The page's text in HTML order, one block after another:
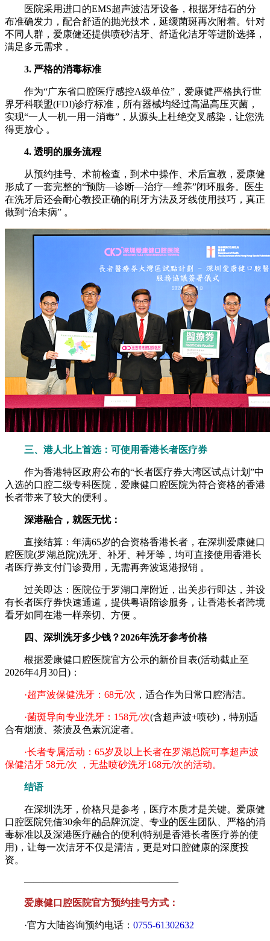
医院采用进口的EMS超声波洁牙设备，根据牙结石的分
布准确发力，配合舒适的抛光技术，延缓菌斑再次附着。针对
不同人群，爱康健还提供喷砂洁牙、舒适化洁牙等进阶选择，
满足多元需求 。
3. 严格的消毒标准
作为“广东省口腔医疗感控A级单位”，爱康健严格执行世
界牙科联盟(FDI)诊疗标准，所有器械均经过高温高压灭菌，
实现“一人一机一用一消毒”，从源头上杜绝交叉感染，让您洗
得更放心 。
4. 透明的服务流程
从预约挂号、术前检查，到术中操作、术后宣教，爱康健
形成了一套完整的“预防—诊断—治疗—维养”闭环服务。医生
在洗牙后还会耐心教授正确的刷牙方法及牙线使用技巧，真正
做到“治未病” 。
三、港人北上首选：可使用香港长者医疗券
作为香港特区政府公布的“长者医疗券大湾区试点计划”中
入选的口腔二级专科医院，爱康健口腔医院为符合资格的香港
长者带来了较大的便利 。
深港融合，就医无忧：
直接结算：年满65岁的合资格香港长者，在深圳爱康健口
腔医院(罗湖总院)洗牙、补牙、种牙等，均可直接使用香港长
者医疗券支付门诊费用，无需再奔波返港报销 。
过关即达：医院位于罗湖口岸附近，出关步行即达，并设
有长者医疗券快速通道，提供粤语陪诊服务，让香港长者跨境
看牙如同在港一样亲切、方便 。
四、深圳洗牙多少钱？2026年洗牙参考价格
根据爱康健口腔医院官方公示的新价目表(活动截止至
2026年4月30日)：
·超声波保健洗牙：68元/次 ，适合作为日常口腔清洁。
·菌斑导向专业洗牙：158元/次(含超声波+喷砂)，特别适
合有烟渍、茶渍及色素沉淀者。
·长者专属活动：65岁及以上长者在罗湖总院可享超声波
保健洁牙 58元/次 ，无盐喷砂洗牙168元/次的活动。
结语
在深圳洗牙，价格只是参考，医疗本质才是关键。爱康健
口腔医院凭借30余年的品牌沉淀、专业的医生团队、严格的消
毒标准以及深港医疗融合的便利(特别是香港长者医疗券的使
用)，让每一次洁牙不仅是清洁，更是对口腔健康的深度投
资。
————————————————
爱康健口腔医院官方预约挂号方式：
·官方大陆咨询预约电话： 0755-61302632